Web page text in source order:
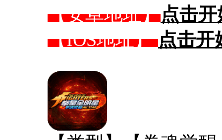
【安卓地址】点击
【IOS地址】点击开